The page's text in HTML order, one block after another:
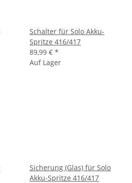
Schalter für Solo Akku-
Spritze 416/417
89,99 € *
Auf Lager
Sicherung (Glas) für Solo
Akku-Spritze 416/417